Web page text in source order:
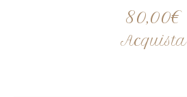
80,00€
Acquista